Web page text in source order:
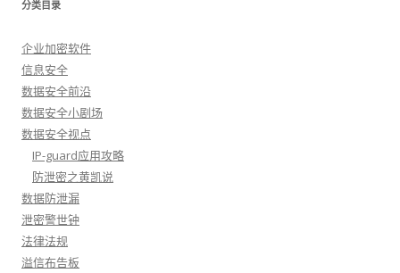
分类目录
企业加密软件
信息安全
数据安全前沿
数据安全小剧场
数据安全视点
IP-guard应用攻略
防泄密之黄凯说
数据防泄漏
泄密警世钟
法律法规
溢信布告板